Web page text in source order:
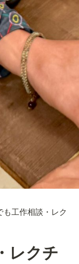
も工作相談・レク
レクチ